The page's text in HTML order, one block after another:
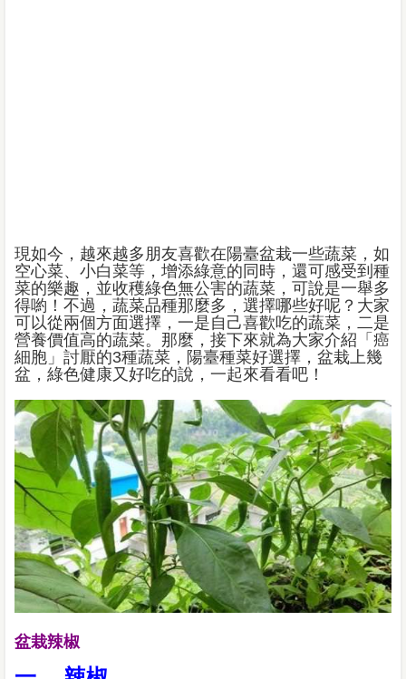
現如今，越來越多朋友喜歡在陽臺盆栽一些蔬菜，如
空心菜、小白菜等，增添綠意的同時，還可感受到種
菜的樂趣，並收穫綠色無公害的蔬菜，可說是一舉多
得喲！不過，蔬菜品種那麼多，選擇哪些好呢？大家
可以從兩個方面選擇，一是自己喜歡吃的蔬菜，二是
營養價值高的蔬菜。那麼，接下來就為大家介紹「癌
細胞」討厭的3種蔬菜，陽臺種菜好選擇，盆栽上幾
盆，綠色健康又好吃的說，一起來看看吧！
盆栽辣椒